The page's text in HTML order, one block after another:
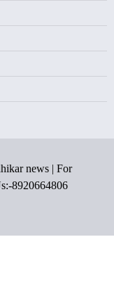
news | For
8920664806